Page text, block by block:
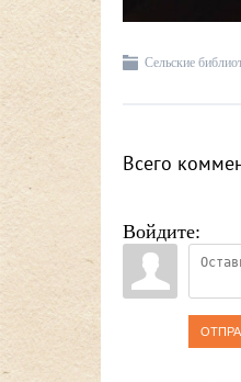
Сельские
Всего
Войдите: